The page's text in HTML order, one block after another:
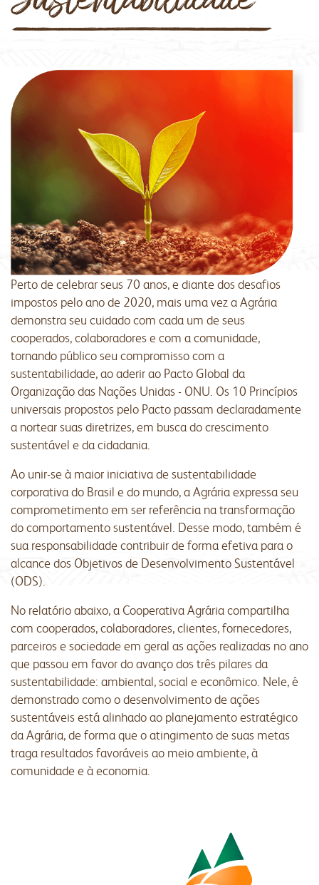
Perto de celebrar seus 70 anos, e diante dos desafios
impostos pelo ano de 2020, mais uma vez a Agrária
demonstra seu cuidado com cada um de seus
cooperados, colaboradores e com a comunidade,
tornando público seu compromisso com a
sustentabilidade, ao aderir ao Pacto Global da
Organização das Nações Unidas - ONU. Os 10 Princípios
universais propostos pelo Pacto passam declaradamente
a nortear suas diretrizes, em busca do crescimento
sustentável e da cidadania.
Ao unir-se à maior iniciativa de sustentabilidade
corporativa do Brasil e do mundo, a Agrária expressa seu
comprometimento em ser referência na transformação
do comportamento sustentável. Desse modo, também é
sua responsabilidade contribuir de forma efetiva para o
alcance dos Objetivos de Desenvolvimento Sustentável
(ODS).
No relatório abaixo, a Cooperativa Agrária compartilha
com cooperados, colaboradores, clientes, fornecedores,
parceiros e sociedade em geral as ações realizadas no ano
que passou em favor do avanço dos três pilares da
sustentabilidade: ambiental, social e econômico. Nele, é
demonstrado como o desenvolvimento de ações
sustentáveis está alinhado ao planejamento estratégico
da Agrária, de forma que o atingimento de suas metas
traga resultados favoráveis ao meio ambiente, à
comunidade e à economia.